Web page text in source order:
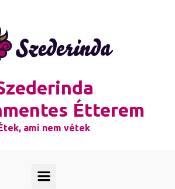
Étterem
ami nem vétek